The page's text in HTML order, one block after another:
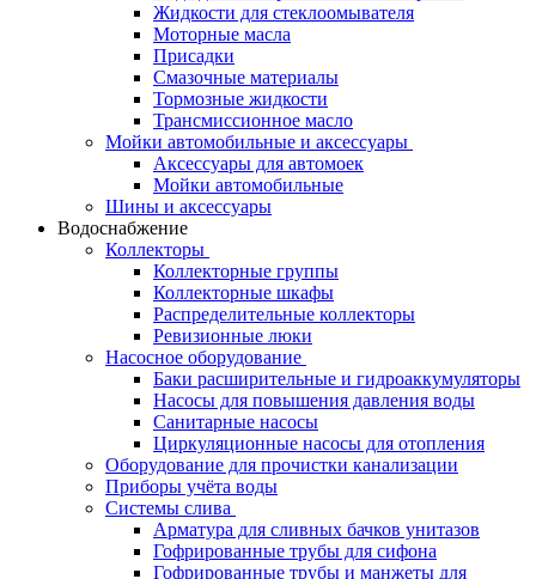
Жидкости для стеклоомывателя
Моторные масла
Присадки
Смазочные материалы
Тормозные жидкости
Трансмиссионное масло
Мойки автомобильные и аксессуары
Аксессуары для автомоек
Мойки автомобильные
Шины и аксессуары
Водоснабжение
Коллекторы
Коллекторные группы
Коллекторные шкафы
Распределительные коллекторы
Ревизионные люки
Насосное оборудование
Баки расширительные и гидроаккумуляторы
Насосы для повышения давления воды
Санитарные насосы
Циркуляционные насосы для отопления
Оборудование для прочистки канализации
Приборы учёта воды
Системы слива
Арматура для сливных бачков унитазов
Гофрированные трубы для сифона
Гофрированные трубы и манжеты для